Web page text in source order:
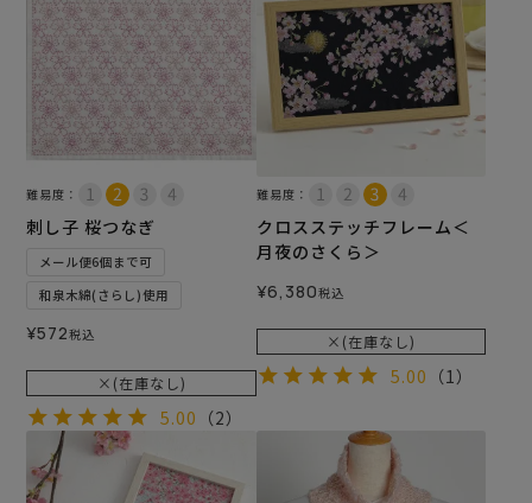
難易度：
刺し子 桜つなぎ
メール便6個まで可
和泉木綿(さらし)使用
¥572税込
×(在庫なし)
5.00 （2）
難易度：
クロスステッチフレーム＜
月夜のさくら＞
¥6,380税込
×(在庫なし)
5.00 （1）